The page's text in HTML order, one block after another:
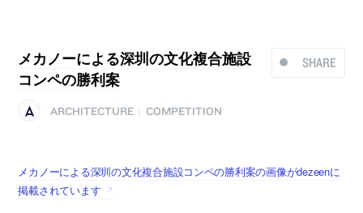
SHARE
メカノーによる深圳の文化複合施設
コンペの勝利案
ARCHITECTURE COMPETITION
メカノーによる深圳の文化複合施設コンペの勝利案の画像がdezeenに
掲載されています